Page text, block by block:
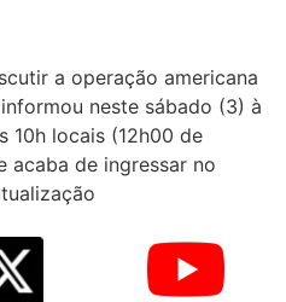
a operação americana
neste sábado (3) à
10h locais (12h00 de
acaba de ingressar no